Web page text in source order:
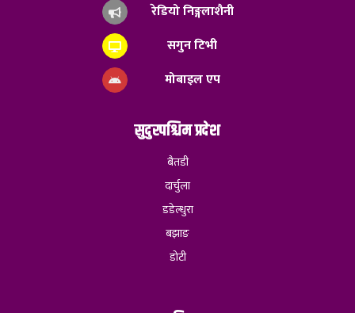
रेडियो निङ्गलाशैनी
सगुन टिभी
मोबाइल एप
सुदुरपश्चिम प्रदेश
बैतडी
दार्चुला
डडेल्धुरा
बझाङ
डोटी